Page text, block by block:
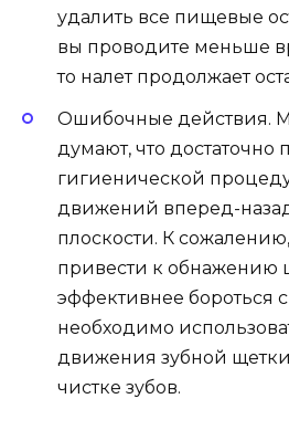
удалить все пищевые
вы проводите меньше
то налет продолжает
Ошибочные действия.
думают, что достаточно
гигиенической
движений вперед-
плоскости. К
привести к обнажению
эффективнее бороться
необходимо
движения зубной
чистке зубов.